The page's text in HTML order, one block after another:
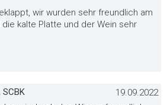
wir wurden sehr freundlich am
kalte Platte und der Wein sehr
19.09.2022